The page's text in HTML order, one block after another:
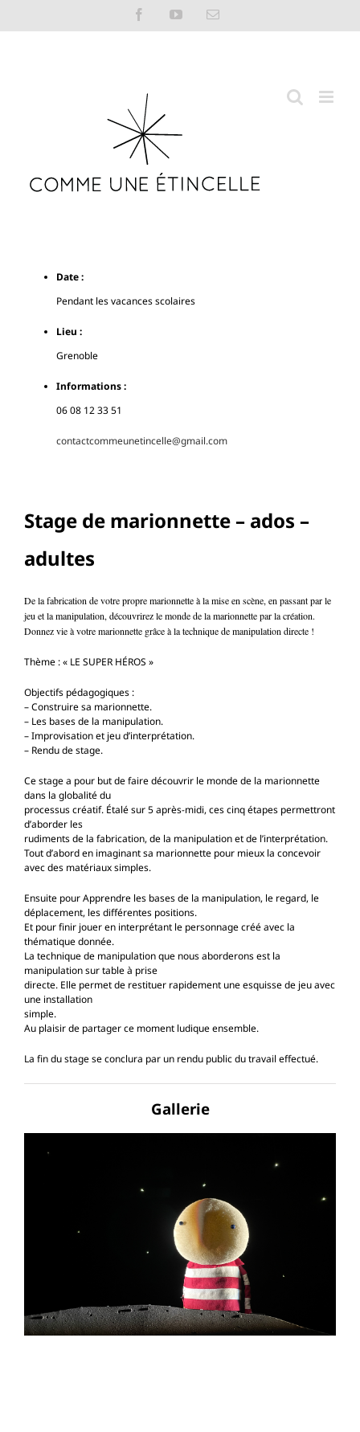
contenu
FacebookYouTubeEmail
Date :
Pendant les vacances scolaires
Lieu :
Grenoble
Informations :
06 08 12 33 51
contactcommeunetincelle@gmail.com
Stage de marionnette – ados –
adultes
De la fabrication de votre propre marionnette à la mise en scène, en passant par le
jeu et la manipulation, découvrirez le monde de la marionnette par la création.
Donnez vie à votre marionnette grâce à la technique de manipulation directe !
Thème : « LE SUPER HÉROS »
Objectifs pédagogiques :
– Construire sa marionnette.
– Les bases de la manipulation.
– Improvisation et jeu d’interprétation.
– Rendu de stage.
Ce stage a pour but de faire découvrir le monde de la marionnette
dans la globalité du
processus créatif. Étalé sur 5 après-midi, ces cinq étapes permettront
d’aborder les
rudiments de la fabrication, de la manipulation et de l’interprétation.
Tout d’abord en imaginant sa marionnette pour mieux la concevoir
avec des matériaux simples.
Ensuite pour Apprendre les bases de la manipulation, le regard, le
déplacement, les différentes positions.
Et pour finir jouer en interprétant le personnage créé avec la
thématique donnée.
La technique de manipulation que nous aborderons est la
manipulation sur table à prise
directe. Elle permet de restituer rapidement une esquisse de jeu avec
une installation
simple.
Au plaisir de partager ce moment ludique ensemble.
La fin du stage se conclura par un rendu public du travail effectué.
Gallerie